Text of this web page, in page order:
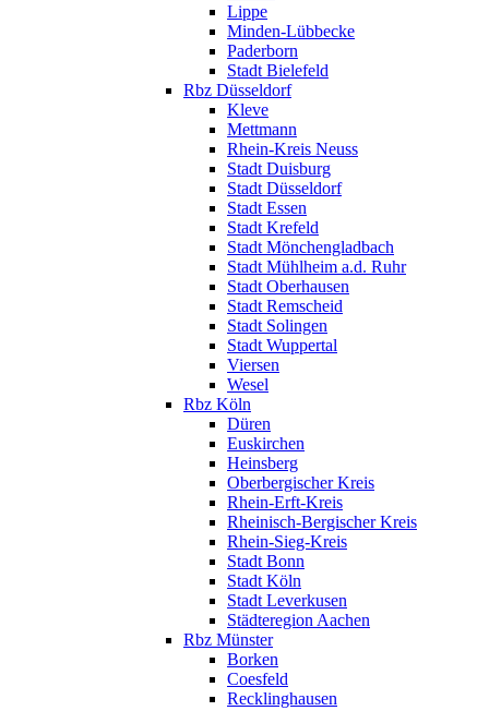
Lippe
Minden-Lübbecke
Paderborn
Stadt Bielefeld
Rbz Düsseldorf
Kleve
Mettmann
Rhein-Kreis Neuss
Stadt Duisburg
Stadt Düsseldorf
Stadt Essen
Stadt Krefeld
Stadt Mönchengladbach
Stadt Mühlheim a.d. Ruhr
Stadt Oberhausen
Stadt Remscheid
Stadt Solingen
Stadt Wuppertal
Viersen
Wesel
Rbz Köln
Düren
Euskirchen
Heinsberg
Oberbergischer Kreis
Rhein-Erft-Kreis
Rheinisch-Bergischer Kreis
Rhein-Sieg-Kreis
Stadt Bonn
Stadt Köln
Stadt Leverkusen
Städteregion Aachen
Rbz Münster
Borken
Coesfeld
Recklinghausen